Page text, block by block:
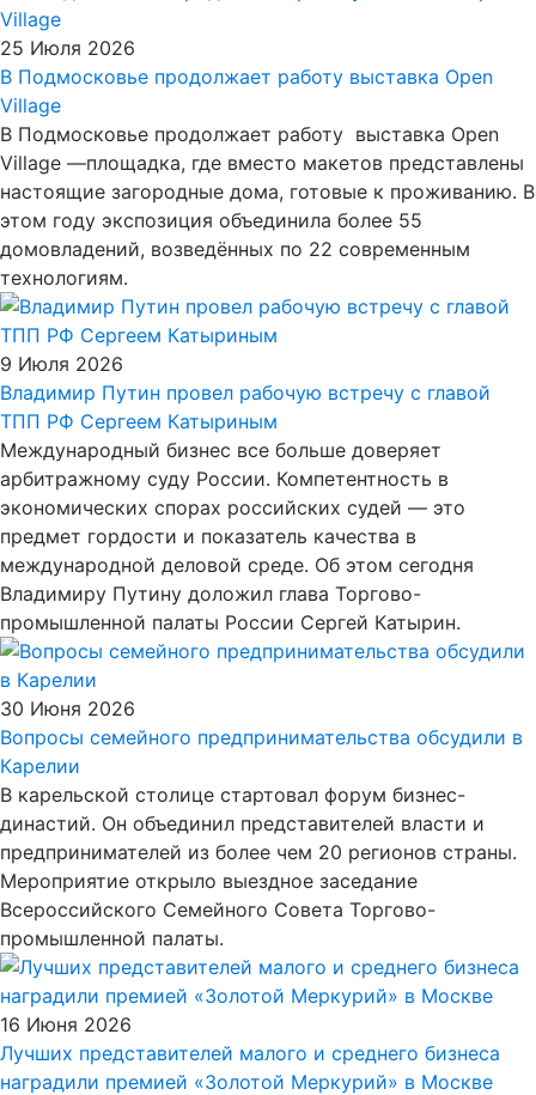
25 Июля 2026
В Подмосковье продолжает работу выставка Open
Village
В Подмосковье продолжает работу выставка Open
Village —площадка, где вместо макетов представлены
настоящие загородные дома, готовые к проживанию. В
этом году экспозиция объединила более 55
домовладений, возведённых по 22 современным
технологиям.
9 Июля 2026
Владимир Путин провел рабочую встречу с главой
ТПП РФ Сергеем Катыриным
Международный бизнес все больше доверяет
арбитражному суду России. Компетентность в
экономических спорах российских судей — это
предмет гордости и показатель качества в
международной деловой среде. Об этом сегодня
Владимиру Путину доложил глава Торгово-
промышленной палаты России Сергей Катырин.
30 Июня 2026
Вопросы семейного предпринимательства обсудили в
Карелии
В карельской столице стартовал форум бизнес-
династий. Он объединил представителей власти и
предпринимателей из более чем 20 регионов страны.
Мероприятие открыло выездное заседание
Всероссийского Семейного Совета Торгово-
промышленной палаты.
16 Июня 2026
Лучших представителей малого и среднего бизнеса
наградили премией «Золотой Меркурий» в Москве